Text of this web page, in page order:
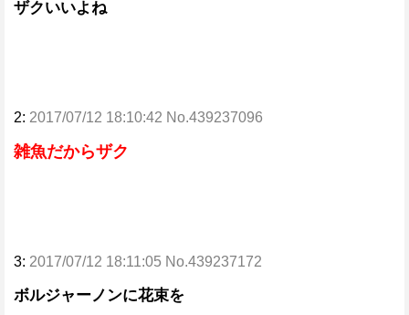
ザクいいよね
2: 2017/07/12 18:10:42 No.439237096
雑魚だからザク
3: 2017/07/12 18:11:05 No.439237172
ボルジャーノンに花束を